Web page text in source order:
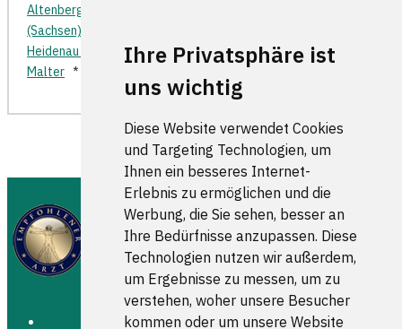
Ihre Privatsphäre ist
uns wichtig
Diese Website verwendet Cookies
und Targeting Technologien, um
Ihnen ein besseres Internet-
Erlebnis zu ermöglichen und die
Werbung, die Sie sehen, besser an
Ihre Bedürfnisse anzupassen. Diese
Technologien nutzen wir außerdem,
um Ergebnisse zu messen, um zu
verstehen, woher unsere Besucher
kommen oder um unsere Website
Altenberg
(Sachsen)
Heidenau (Sachsen)*Klingenberg (Sachsen) * Kreischa
Malter * Schlottwitz
FOLGEN SIE UNS